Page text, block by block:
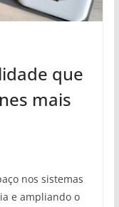
que
mais
nos sistemas
e ampliando o